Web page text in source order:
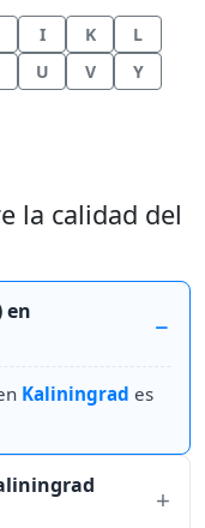
I K
L
U V
Y
la calidad del
en
Kaliningrad es